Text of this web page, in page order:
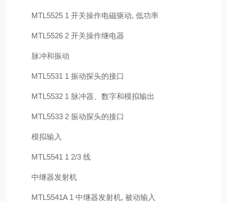
MTL5525 1 开关操作电磁驱动, 低功率
MTL5526 2 开关操作继电器
脉冲和振动
MTL5531 1 振动探头的接口
MTL5532 1 脉冲器、数字和模拟输出
MTL5533 2 振动探头的接口
模拟输入
MTL5541 1 2/3 线
中继器发射机
MTL5541A 1 中继器发射机, 被动输入